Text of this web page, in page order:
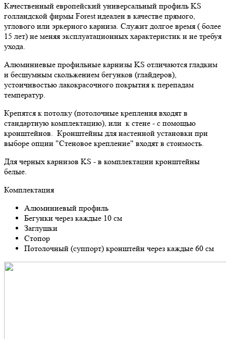
Качественный европейский универсальный профиль KS
голландской фирмы Forest идеален в качестве прямого,
углового или эркерного карниза. Служит долгое время ( более
15 лет) не меняя эксплуатационных характеристик и не требуя
ухода.
Алюминиевые профильные карнизы KS отличаются гладким
и бесшумным скольжением бегунков (глайдеров),
устоичивостью лакокрасочного покрытия к перепадам
температур.
Крепятся к потолку (потолочные крепления входят в
стандартную комплектацию), или к стене - с помощью
кронштейнов. Кронштейны для настенной установки при
выборе опции "Стеновое крепление" входят в стоимость.
Для черных карнизов KS - в комплектации кронштейны
белые.
Комплектация
Алюминиевый профиль
Бегунки через каждые 10 см
Заглушки
Стопор
Потолочный (суппорт) кронштейн через каждые 60 см